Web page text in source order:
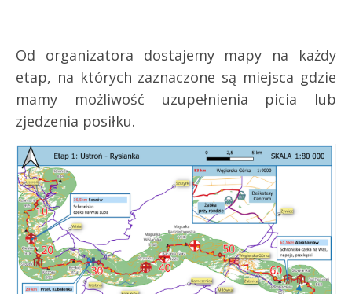
Od organizatora dostajemy mapy na każdy
etap, na których zaznaczone są miejsca gdzie
mamy możliwość uzupełnienia picia lub
zjedzenia posiłku.